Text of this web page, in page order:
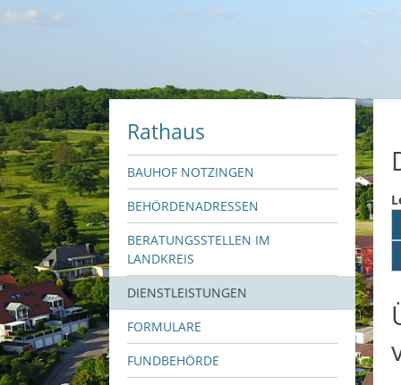
Rathaus
BAUHOF NOTZINGEN
BEHÖRDENADRESSEN
BERATUNGSSTELLEN IM
LANDKREIS
DIENSTLEISTUNGEN
FORMULARE
FUNDBEHÖRDE